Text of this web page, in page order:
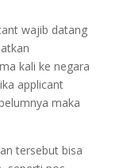
wajib datang
kali ke negara
applicant
maka
tersebut bisa